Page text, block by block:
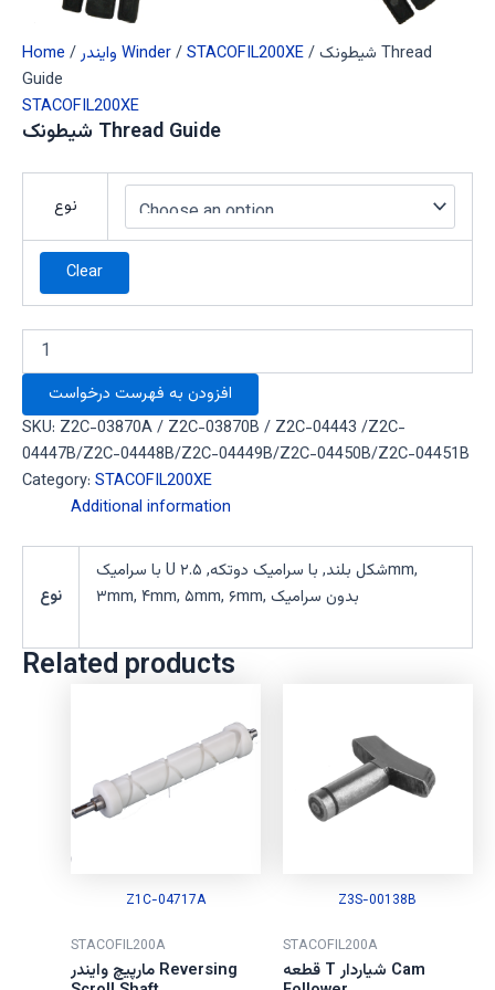
Home / وایندر Winder/STACOFIL200XE/ شیطونک Thread
Guide
STACOFIL200XE
شیطونک Thread Guide
نوع
Clear
افزودن به فهرست درخواست
SKU: Z2C-03870A / Z2C-03870B / Z2C-04443 /Z2C-
04447B/Z2C-04448B/Z2C-04449B/Z2C-04450B/Z2C-04451B
Category: STACOFIL200XE
Additional information
نوع
با سرامیک U شکل بلند, با سرامیک دوتکه, ۲.۵mm,
۳mm, ۴mm, ۵mm, ۶mm, بدون سرامیک
Related products
Z1C-04717A
STACOFIL200A
مارپیچ وایندر Reversing
Z3S-00138B
STACOFIL200A
قطعه T شیاردار Cam